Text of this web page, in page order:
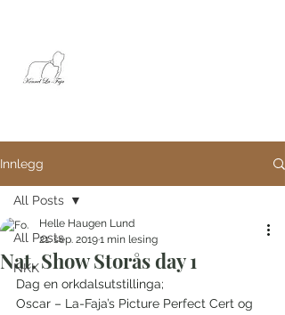
Innlegg
All Posts
NKK
All Posts
Nat. Show Storås day 1
Helle Haugen Lund
21. sep. 20191 min lesing
Dag en orkdalsutstillinga;
Oscar – La-Faja’s Picture Perfect Cert og